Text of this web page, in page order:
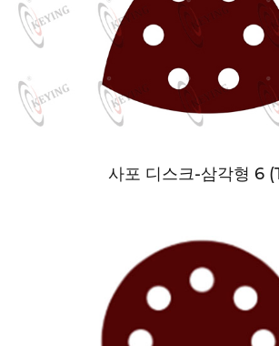
사포 디스크-삼각형 6